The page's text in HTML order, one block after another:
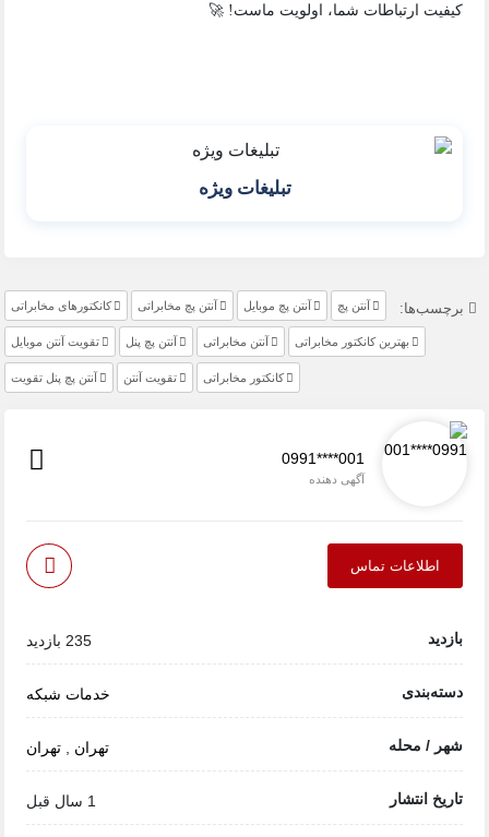
کیفیت ارتباطات شما، اولویت ماست! 🚀
تبلیغات ویژه
برچسب‌ها: آنتن پچ آنتن پچ موبایل آنتن پچ مخابراتی کانکتورهای مخابراتی
بهترین کانکتور مخابراتی آنتن مخابراتی آنتن پچ پنل تقویت آنتن موبایل
کانکتور مخابراتی تقویت آنتن آنتن پچ پنل تقویت
0991****001
آگهی دهنده
اطلاعات تماس
بازدید 235 بازدید
دسته‌بندی خدمات شبکه
شهر / محله تهران تهران
تاریخ انتشار 1 سال قبل